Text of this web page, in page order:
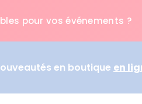
pour vos événements ?
en boutique en